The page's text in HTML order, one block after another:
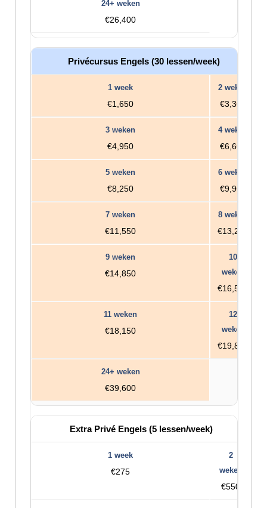
€26,400
Privécursus Engels (30 lessen/week)
€1,650 €3,300
€4,950 €6,600
€8,250 €9,900
€11,550 €13,200
€14,850
€16,500
€18,150
€19,800
€39,600
Extra Privé Engels (5 lessen/week)
€275
€550